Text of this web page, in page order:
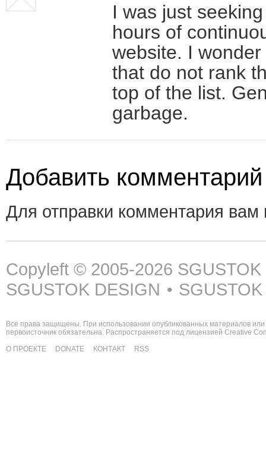
I was just
hours of
website. I
that do not rank
top of the list.
garbage.
Добавить комментарий
Для отправки комментария
Copyleft © 2005-2026
SGUSTOK DESIGN •
Все права защищены. При использовании опубликованных материалов
первоисточник обязательна. Распространяется под лицензией Creative
О ПРОЕКТЕ
DONATE КОНТАКТ RSS